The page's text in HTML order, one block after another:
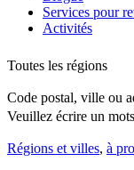
Services pour
Activités
Toutes les régions
Code postal, ville ou
Veuillez écrire un
Régions et villes, à